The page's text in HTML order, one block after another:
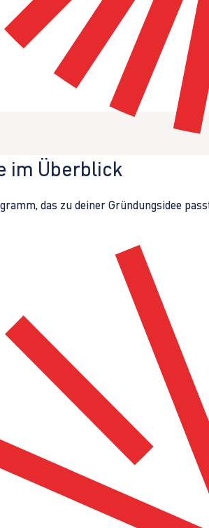
im Überblick
das zu deiner Gründungsidee